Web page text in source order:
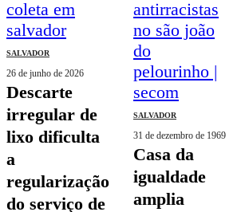
SALVADOR
26 de junho de 2026
descarte
irregular de
lixo dificulta
a
regularização
do serviço de
SALVADOR
31 de dezembro de 1969
casa da
igualdade
amplia